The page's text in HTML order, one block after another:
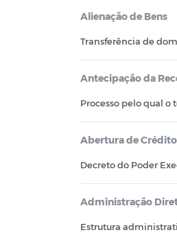
Alienação de Bens
Transferência de
Antecipação da
Processo pelo qual
Abertura de
Decreto do Poder
Administração
Estrutura